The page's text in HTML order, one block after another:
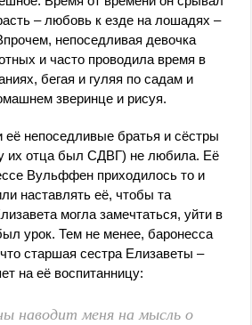
– любовь к езде на лошадях –
непоседливая девочка
и часто проводила время в
бегая и гуляя по садам и
зверинце и рисуя.
её непоседливые братья и сёстры
их отца был СДВГ) не любила. Её
Вульффен приходилось то и
наставлять её, чтобы та
могла замечтаться, уйти в
урок. Тем не менее, баронесса
старшая сестра Елизаветы –
на её воспитанницу:
наводит меня на мысль о